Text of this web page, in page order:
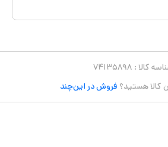
کالا : ۷۴۱۳۵۸۹۸
کالا هستید؟ فروش در این‌چند